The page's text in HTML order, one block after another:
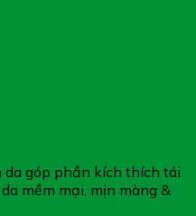
da góp phần kích thích tái
mềm mại, mịn màng &